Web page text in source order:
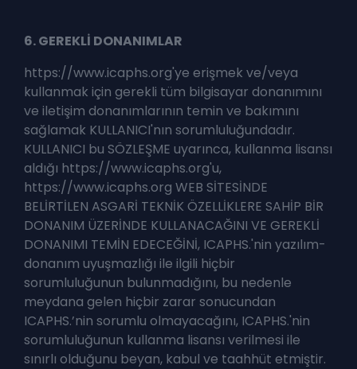
6. GEREKLİ DONANIMLAR
https://www.icaphs.org'ye erişmek ve/veya
kullanmak için gerekli tüm bilgisayar donanımını
ve iletişim donanımlarının temin ve bakımını
sağlamak KULLANICI'nın sorumluluğundadır.
KULLANICI bu SÖZLEŞME uyarınca, kullanma lisansı
aldığı https://www.icaphs.org'u,
https://www.icaphs.org WEB SİTESİNDE
BELİRTİLEN ASGARİ TEKNİK ÖZELLİKLERE SAHİP BİR
DONANIM ÜZERİNDE KULLANACAĞINI VE GEREKLİ
DONANIMI TEMİN EDECEĞİNİ, ICAPHS.'nin yazılım-
donanım uyuşmazlığı ile ilgili hiçbir
sorumluluğunun bulunmadığını, bu nedenle
meydana gelen hiçbir zarar sonucundan
ICAPHS.’nin sorumlu olmayacağını, ICAPHS.'nin
sorumluluğunun kullanma lisansı verilmesi ile
sınırlı olduğunu beyan, kabul ve taahhüt etmiştir.